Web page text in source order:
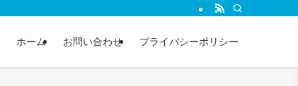
ホーム お問い合わせ プライバシーポリシー